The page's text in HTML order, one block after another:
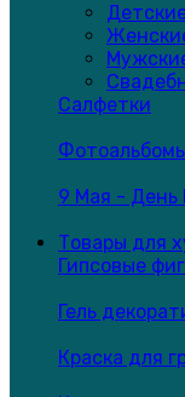
Салфетки
9 Мая - День
Товары для
Гипсовые
Гель
Краска для